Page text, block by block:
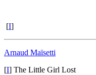
[I]
Arnaud Maïsetti
[I] The Little Girl Lost